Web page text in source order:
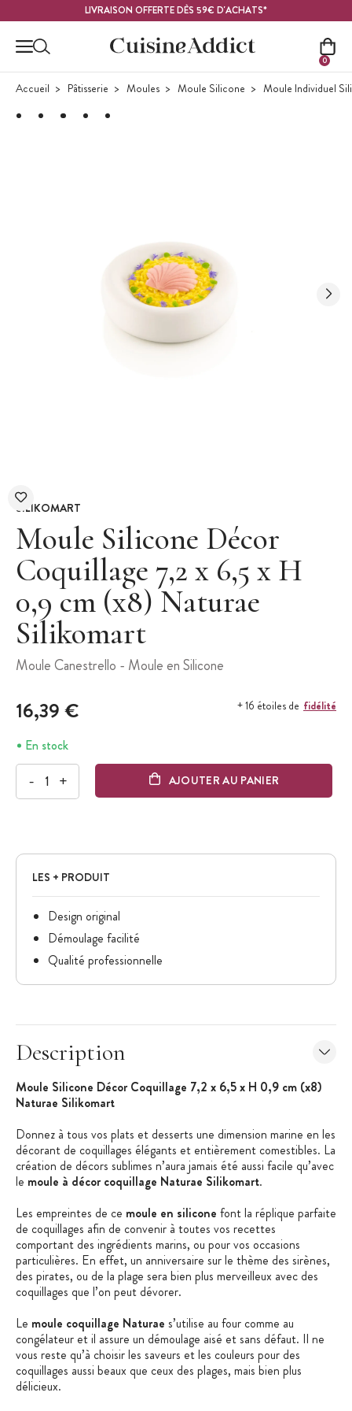
LIVRAISON OFFERTE DÈS 59€ D'ACHATS*
0
Accueil Pâtisserie Moules Moule Silicone Moule Individuel
SILIKOMART
Moule Silicone Décor
Coquillage 7,2 x 6,5 x H
0,9 cm (x8) Naturae
Silikomart
Moule Canestrello - Moule en Silicone
16,39 € + 16 étoiles de fidélité
En stock
- + AJOUTER AU PANIER
LES + PRODUIT
Design original
Démoulage facilité
Qualité professionnelle
Description
Moule Silicone Décor Coquillage 7,2 x 6,5 x H 0,9 cm (x8)
Naturae Silikomart
Donnez à tous vos plats et desserts une dimension marine en les
décorant de coquillages élégants et entièrement comestibles. La
création de décors sublimes n’aura jamais été aussi facile qu’avec
le moule à décor coquillage Naturae Silikomart.
Les empreintes de ce moule en silicone font la réplique parfaite
de coquillages afin de convenir à toutes vos recettes
comportant des ingrédients marins, ou pour vos occasions
particulières. En effet, un anniversaire sur le thème des sirènes,
des pirates, ou de la plage sera bien plus merveilleux avec des
coquillages que l’on peut dévorer.
Le moule coquillage Naturae s’utilise au four comme au
congélateur et il assure un démoulage aisé et sans défaut. Il ne
vous reste qu’à choisir les saveurs et les couleurs pour des
coquillages aussi beaux que ceux des plages, mais bien plus
délicieux.